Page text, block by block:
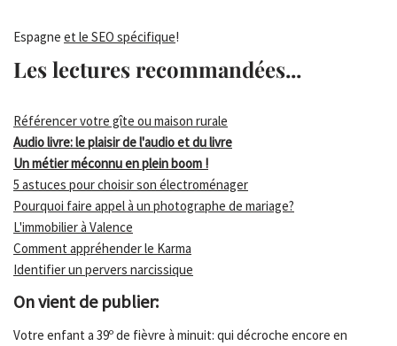
Espagne et le SEO spécifique!
Les lectures recommandées...
Référencer votre gîte ou maison rurale
Audio livre: le plaisir de l'audio et du livre
Un métier méconnu en plein boom !
5 astuces pour choisir son électroménager
Pourquoi faire appel à un photographe de mariage?
L'immobilier à Valence
Comment appréhender le Karma
Identifier un pervers narcissique
On vient de publier:
Votre enfant a 39º de fièvre à minuit: qui décroche encore en